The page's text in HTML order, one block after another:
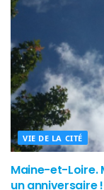
VIE DE LA CITÉ
Maine-et-Loire.
un anniversaire !